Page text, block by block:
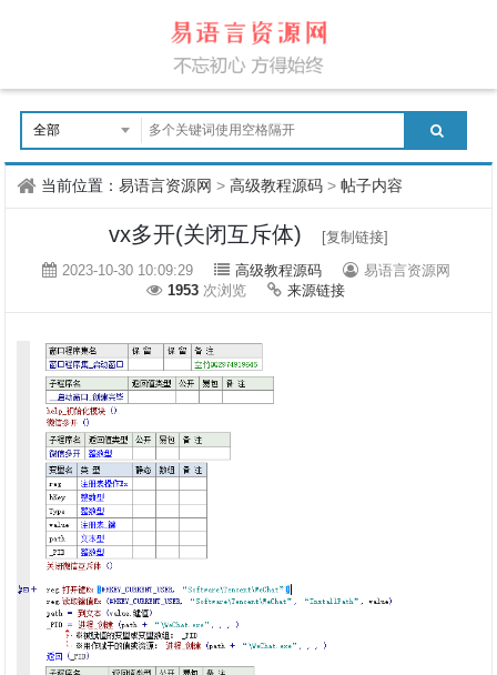
当前位置：易语言资源网 >高级教程源码 >帖子内容
vx多开(关闭互斥体)
[复制链接]
2023-10-30 10:09:29
高级教程源码
易语言资源网
1953 次浏览 来源链接